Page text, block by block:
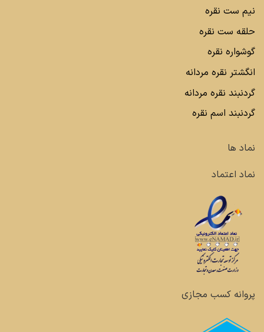
نیم ست نقره
حلقه ست نقره
گوشواره نقره
انگشتر نقره مردانه
گردنبند نقره مردانه
گردنبند اسم نقره
نماد ها
نماد اعتماد
پروانه کسب مجازی